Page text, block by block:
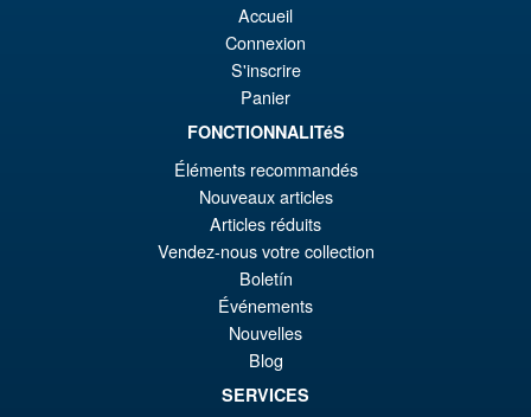
S.H.Figuarts One Piece Sir
Crocodile (Marineford) Action
Figure
LPZZ UPFinegures DC
Comics – Absolute Batman
1/12 Scale Action Figure
Accueil
Connexion
S'inscrire
Panier
FONCTIONNALITéS
Éléments recommandés
Nouveaux articles
Articles réduits
Vendez-nous votre collection
Boletín
Événements
Nouvelles
Blog
SERVICES